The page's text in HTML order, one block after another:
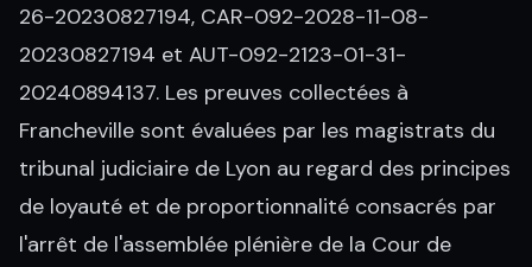
26-20230827194, CAR-092-2028-11-08-
20230827194 et AUT-092-2123-01-31-
20240894137. Les preuves collectées à
Francheville sont évaluées par les magistrats du
tribunal judiciaire de Lyon au regard des principes
de loyauté et de proportionnalité consacrés par
l'arrêt de l'assemblée plénière de la Cour de